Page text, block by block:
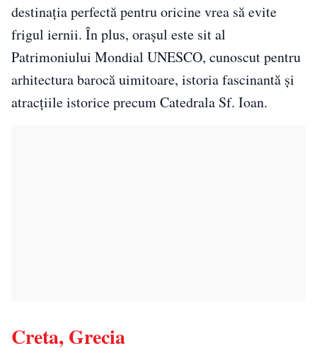
destinația perfectă pentru oricine vrea să evite
frigul iernii. În plus, orașul este sit al
Patrimoniului Mondial UNESCO, cunoscut pentru
arhitectura barocă uimitoare, istoria fascinantă și
atracțiile istorice precum Catedrala Sf. Ioan.
Creta, Grecia